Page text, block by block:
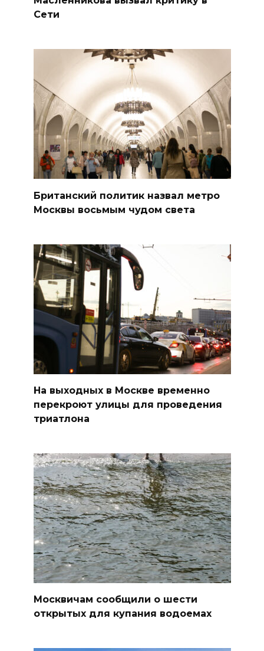
Сети
Британский политик назвал метро
Москвы восьмым чудом света
На выходных в Москве временно
перекроют улицы для проведения
триатлона
Москвичам сообщили о шести
открытых для купания водоемах